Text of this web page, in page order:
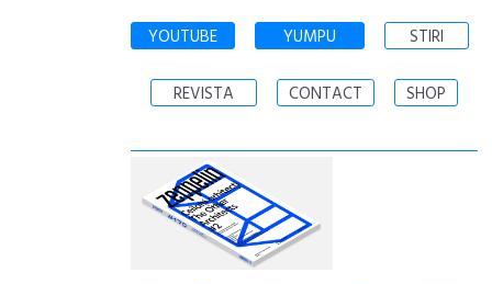
YOUTUBE YUMPU STIRI
REVISTA CONTACT SHOP